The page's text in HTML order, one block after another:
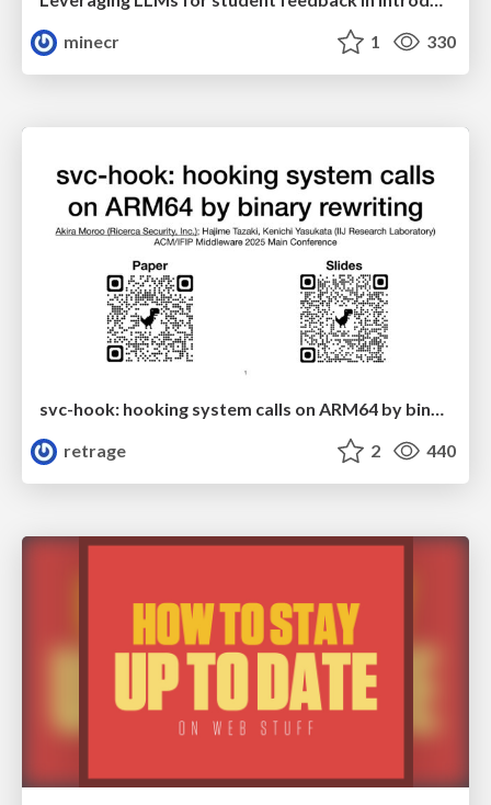
minecr
1 330
retrage
2 440